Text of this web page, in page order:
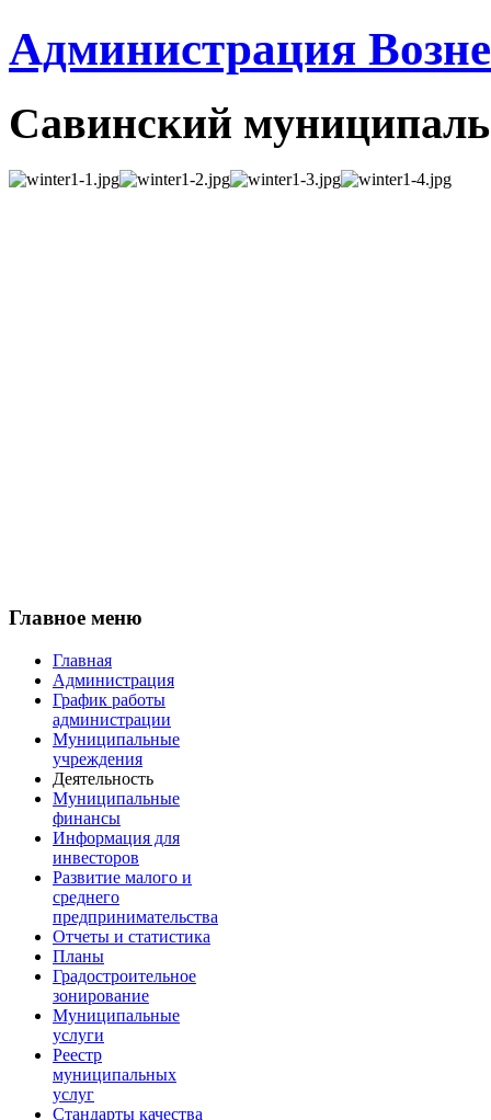
Администрация
Савинский
Главное меню
Главная
Администрация
График работы
администрации
Муниципальные
учреждения
Деятельность
Муниципальные
финансы
Информация для
инвесторов
Развитие малого и
среднего
предпринимательства
Отчеты и статистика
Планы
Градостроительное
зонирование
Муниципальные
услуги
Реестр
муниципальных
услуг
Стандарты качества